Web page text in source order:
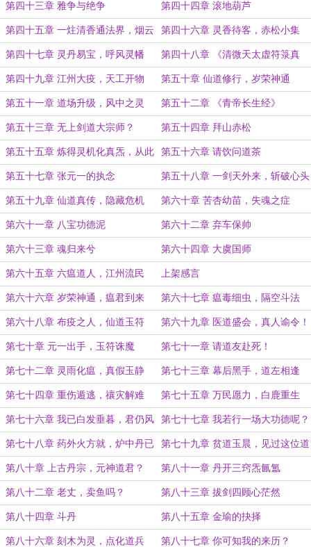
第四十三章 雅争与绝争 第四十四章 滚地葫芦
第四十五章 一炷清香通法界，烟云
袅袅迎客来！（大章，求月票！求追
读！）
第四十六章 灵香待客，赤松小集
第四十七章 灵丹易宝，呼风灵幡 第四十八章 《清微天太虚符箓真
解》
第四十九章 江州大疫，天工开物 第五十章 仙道修行，岁荣神通
第五十一章 道场升级，风中之灵
（求追读，求月票！）
第五十二章 《青帝长生经》
第五十三章 无上剑道大宗师？ 第五十四章 拜山赤松
第五十五章 炼得灵机化真炁，从此
仙凡两不同！（求月票！求追读！）
第五十六章 请饮问道茶
第五十七章 张元一的执念 第五十八章 一剑天外来，斩破心头
障（周一冲榜了，求追读！求月
票！）
第五十九章 仙道真传，隐藏危机
（周一冲榜，求各位道友支持！）
第六十章 苦杏幼苗，失魂之症
第六十一章 八宝功德泥 第六十二章 弃车保帅
第六十三章 魂归来兮 第六十四章 大虞国师
第六十五章 六瘟道人，江州流民 上架感言
第六十六章 岁荣神通，瘟君到来
（爆更！求首订！）
第六十七章 瘟毒细虫，隔空斗法
（爆更！求首订！）
第六十八章 布疫之人，仙道玉符
（爆更！求首订！）
第六十九章 医道盛会，真人谕令！
（爆更！求首订！）
第七十章 元一出手，玉符诛魔 第七十一章 请道友赴死！
第七十二章 灵雨化瘟，真假玉静 第七十三章 幕后黑手，道左相逢
第七十四章 重伤遁逃，禳灾解难 第七十五章 万民愿力，白鹿重生
第七十六章 我已白发垂暮，君仍风
华如初（求月票！）
第七十七章 我若行一场大功德呢？
第七十八章 药外火方就，炉中丹已
成（下午加更）
第七十九章 贫道玉晨，见过这位道
友！
第八十章 上古丹宗，元神道君？ 第八十一章 丹开三窍炁氤氲
第八十二章 老丈，卖鱼吗？ 第八十三章 拔剑四顾心茫然
第八十四章 斗丹 第八十五章 金瑜的抉择
第八十六章 刻木为灵，点化道兵 第八十七章 你可知我的来历？